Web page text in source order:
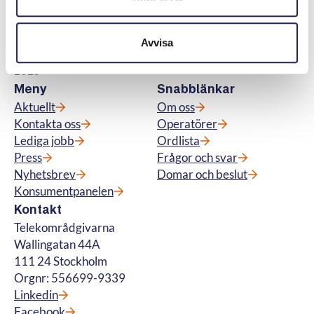
Avvisa
kostnadsfri vägledning till konsumenter om
abonnemang för tv, telefoni, bredband samt
för fiberanslutning och vi hanterar
2025
Meny
Aktuellt
Kontakta oss
Lediga jobb
Press
Nyhetsbrev
Konsumentpanelen
Snabblänkar
Om oss
Operatörer
Ordlista
Frågor och svar
Domar och beslut
Kontakt
Telekområdgivarna
Wallingatan 44A
111 24 Stockholm
Orgnr: 556699-9339
Linkedin